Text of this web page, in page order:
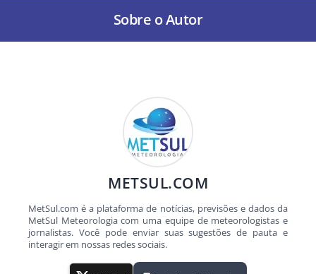
Sobre o Autor
METSUL.COM
MetSul.com é a plataforma de notícias, previsões e dados da
MetSul Meteorologia com uma equipe de meteorologistas e
jornalistas. Você pode enviar suas sugestões de pauta e
interagir em nossas redes sociais.